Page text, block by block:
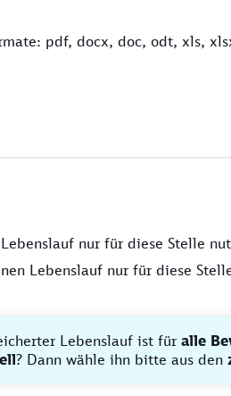
pdf, docx, doc, odt, xls,
nur für diese Stelle
Lebenslauf nur für diese
Lebenslauf ist füralle
? Dann wähle ihn bitte aus den